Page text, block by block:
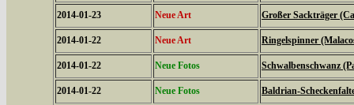
2014-01-23 Neue Art Großer Sackträger
2014-01-22 Neue Art Ringelspinner
2014-01-22 Neue Fotos Schwalbenschwanz
2014-01-22 Neue Fotos Baldrian-